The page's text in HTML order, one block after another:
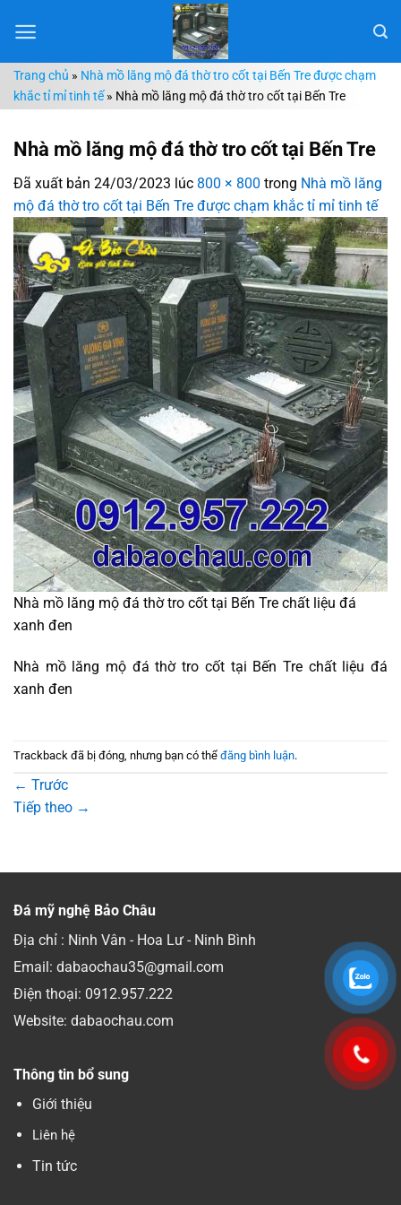
đến
dungTrang chủ » Nhà mồ lăng mộ đá thờ tro cốt tại Bến Tre được chạm
khắc tỉ mỉ tinh tế» Nhà mồ lăng mộ đá thờ tro cốt tại Bến Tre
Nhà mồ lăng mộ đá thờ tro cốt tại Bến Tre
Đã xuất bản 24/03/2023 lúc 800 × 800 trong Nhà mồ lăng
mộ đá thờ tro cốt tại Bến Tre được chạm khắc tỉ mỉ tinh tế
Nhà mồ lăng mộ đá thờ tro cốt tại Bến Tre chất liệu đá
xanh đen
Nhà mồ lăng mộ đá thờ tro cốt tại Bến Tre chất liệu đá
xanh đen
Trackback đã bị đóng, nhưng bạn có thể đăng bình luận.
← Trước
Tiếp theo →
Đá mỹ nghệ Bảo Châu
Địa chỉ : Ninh Vân - Hoa Lư - Ninh Bình
Email: dabaochau35@gmail.com
Điện thoại: 0912.957.222
Website: dabaochau.com
Thông tin bổ sung
Giới thiệu
Liên hệ
Tin tức